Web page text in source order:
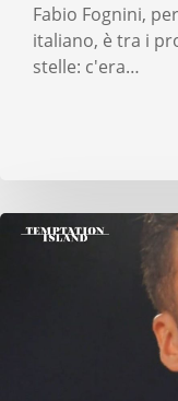
Fabio Fognini,
italiano, è tra i
stelle: c'era…